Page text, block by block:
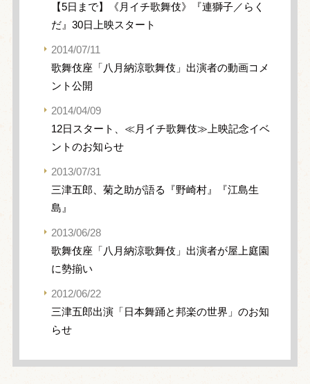
【5日まで】《月イチ歌舞伎》『連獅子／らく
だ』30日上映スタート
2014/07/11
歌舞伎座「八月納涼歌舞伎」出演者の動画コメ
ント公開
2014/04/09
12日スタート、≪月イチ歌舞伎≫上映記念イベ
ントのお知らせ
2013/07/31
三津五郎、菊之助が語る『野崎村』『江島生
島』
2013/06/28
歌舞伎座「八月納涼歌舞伎」出演者が屋上庭園
に勢揃い
2012/06/22
三津五郎出演「日本舞踊と邦楽の世界」のお知
らせ